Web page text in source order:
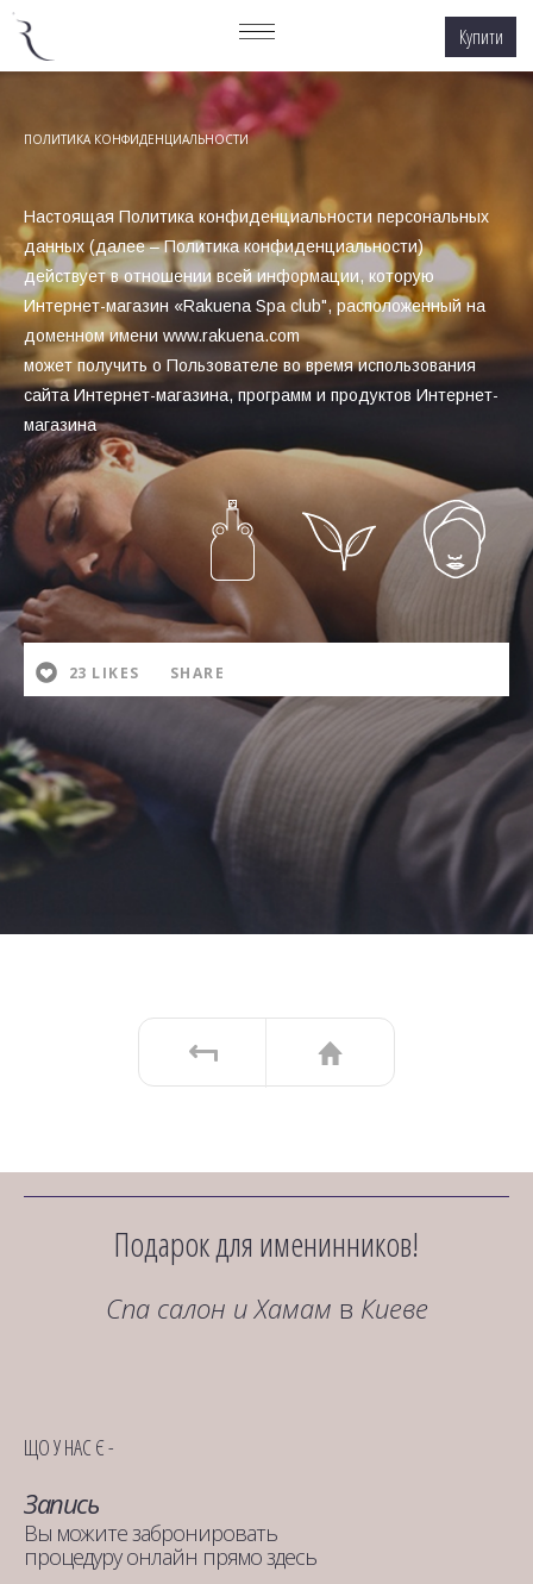
Купити
ПОЛИТИКА КОНФИДЕНЦИАЛЬНОСТИ
Настоящая Политика конфиденциальности персональных
данных (далее – Политика конфиденциальности)
действует в отношении всей информации, которую
Интернет-магазин «Rakuena Spa club", расположенный на
доменном имени www.rakuena.com
может получить о Пользователе во время использования
сайта Интернет-магазина, программ и продуктов Интернет-
магазина
23 LIKES SHARE
Подарок для именинников!
Спа салон и Хамам в Киеве
ЩО У НАС Є -
Запись
Вы можите забронировать
процедуру онлайн прямо здесь